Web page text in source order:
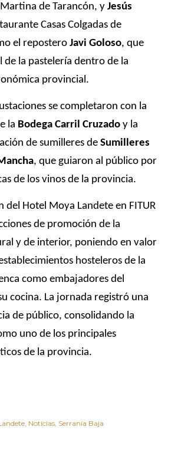
de Tarancón, y Jesús
Casas Colgadas de
el repostero Javi Goloso, que
de la pastelería dentro de la
provincial.
se completaron con la
la Bodega Carril Cruzado y la
de sumilleres de Sumilleres
, que guiaron al público por
de los vinos de la provincia.
del Hotel Moya Landete en FITUR
de promoción de la
y de interior, poniendo en valor
hosteleros de la
como embajadores del
cocina. La jornada registró una
de público, consolidando la
uno de los principales
de la provincia.
Noticias Serranía Baja